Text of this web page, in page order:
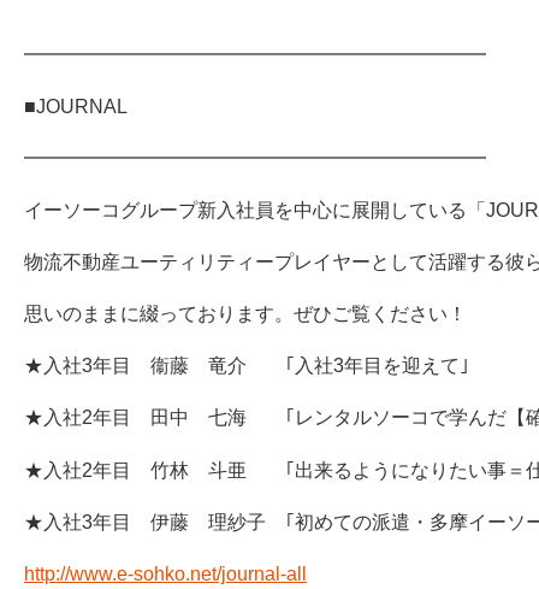
━━━━━━━━━━━━━━━━━━━━━━━━
■JOURNAL
━━━━━━━━━━━━━━━━━━━━━━━━
イーソーコグループ新入社員を中心に展開している「
物流不動産ユーティリティープレイヤーとして活躍する彼
思いのままに綴っております。ぜひご覧ください！
★入社3年目 衞藤 竜介 ｢入社3年目を迎えて｣
★入社2年目 田中 七海 ｢レンタルソーコで学んだ【確
★入社2年目 竹林 斗亜 ｢出来るようになりたい事＝仕
★入社3年目 伊藤 理紗子 ｢初めての派遣・多摩イーソ
http://www.e-sohko.net/journal-all